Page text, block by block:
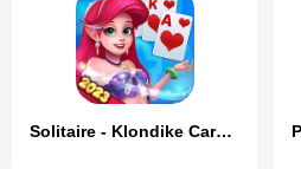
Solitaire - Klondike Card Game